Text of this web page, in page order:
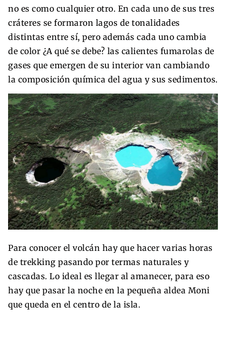
no es como cualquier otro. En cada uno de sus tres
cráteres se formaron lagos de tonalidades
distintas entre sí, pero además cada uno cambia
de color ¿A qué se debe? las calientes fumarolas de
gases que emergen de su interior van cambiando
la composición química del agua y sus sedimentos.
Para conocer el volcán hay que hacer varias horas
de trekking pasando por termas naturales y
cascadas. Lo ideal es llegar al amanecer, para eso
hay que pasar la noche en la pequeña aldea Moni
que queda en el centro de la isla.